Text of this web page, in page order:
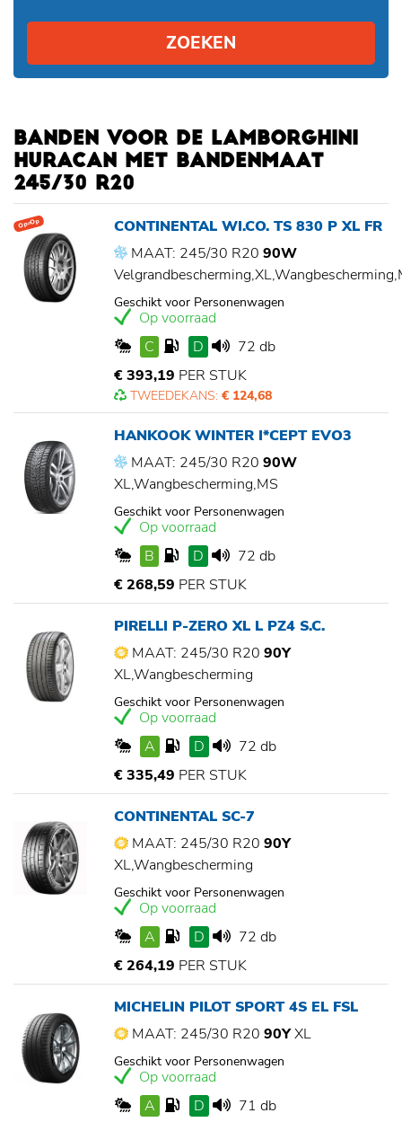
ZOEKEN
BANDEN VOOR DE LAMBORGHINI
HURACAN MET BANDENMAAT
245/30 R20
Op=Op
CONTINENTAL WI.CO. TS 830 P XL FR
MAAT: 245/30 R20 90W
Geschikt voor Personenwagen
Op voorraad
C
D
72 db
€ 393,19 PER STUK
TWEEDEKANS: € 124,68
HANKOOK WINTER I*CEPT EVO3
MAAT: 245/30 R20 90W
XL,Wangbescherming,MS
Geschikt voor Personenwagen
Op voorraad
B
D
72 db
€ 268,59 PER STUK
PIRELLI P-ZERO XL L PZ4 S.C.
MAAT: 245/30 R20 90Y
XL,Wangbescherming
Geschikt voor Personenwagen
Op voorraad
A
D
72 db
€ 335,49 PER STUK
CONTINENTAL SC-7
MAAT: 245/30 R20 90Y
XL,Wangbescherming
Geschikt voor Personenwagen
Op voorraad
A
D
72 db
€ 264,19 PER STUK
MICHELIN PILOT SPORT 4S EL FSL
MAAT: 245/30 R20 90YXL
Geschikt voor Personenwagen
Op voorraad
A
D
71 db